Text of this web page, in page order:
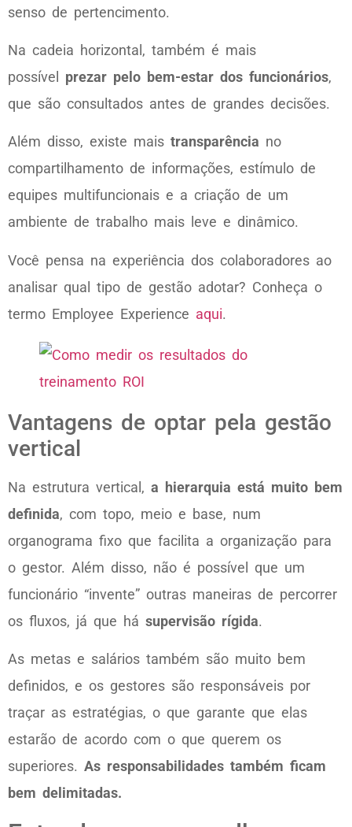
senso de pertencimento.
Na cadeia horizontal, também é mais
possível prezar pelo bem-estar dos funcionários,
que são consultados antes de grandes decisões.
Além disso, existe mais transparência no
compartilhamento de informações, estímulo de
equipes multifuncionais e a criação de um
ambiente de trabalho mais leve e dinâmico.
Você pensa na experiência dos colaboradores ao
analisar qual tipo de gestão adotar? Conheça o
termo Employee Experience aqui.
Vantagens de optar pela gestão
vertical
Na estrutura vertical, a hierarquia está muito bem
definida, com topo, meio e base, num
organograma fixo que facilita a organização para
o gestor. Além disso, não é possível que um
funcionário “invente” outras maneiras de percorrer
os fluxos, já que há supervisão rígida.
As metas e salários também são muito bem
definidos, e os gestores são responsáveis por
traçar as estratégias, o que garante que elas
estarão de acordo com o que querem os
superiores. As responsabilidades também ficam
bem delimitadas.